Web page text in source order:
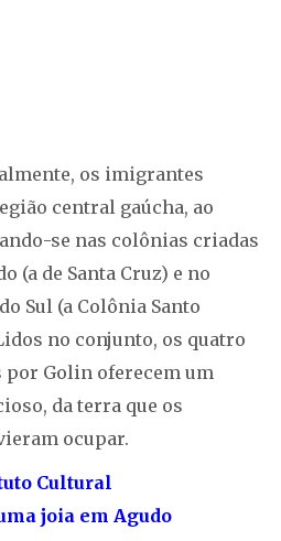
os imigrantes
central gaúcha, ao
se nas colônias criadas
(a de Santa Cruz) e no
Sul (a Colônia Santo
no conjunto, os quatro
Golin oferecem um
da terra que os
ocupar.
Cultural
joia em Agudo